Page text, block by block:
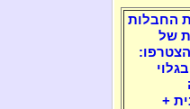
החבלות
של
הצטרפו:
+